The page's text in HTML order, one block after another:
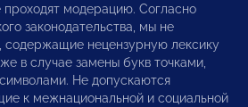
модерацию. Согласно
законодательства, мы не
содержащие нецензурную лексику
в случае замены букв точками,
Не допускаются
к межнациональной и социальной